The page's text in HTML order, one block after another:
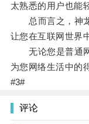
太熟悉的用户也能
总而言之，神龙
让您在互联网世界
无论您是普通网
为您网络生活中的
#3#
评论